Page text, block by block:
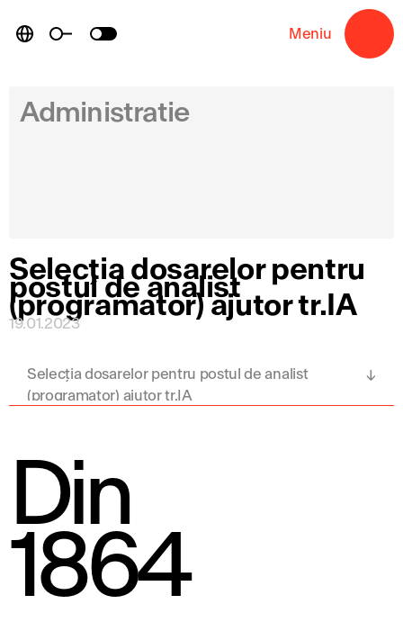
content
Meniu
Administratie
Selecția dosarelor pentru
postul de analist
(programator) ajutor tr.IA
19.01.2023
Selecția dosarelor pentru postul de analist
(programator) ajutor tr.IA
Din
1864